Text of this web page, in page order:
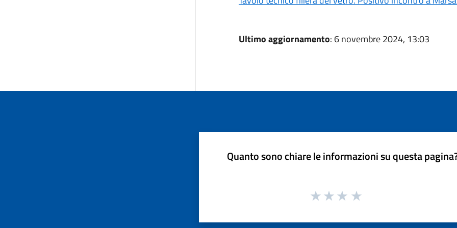
Ultimo aggiornamento: 6 novembre 2024, 13:03
Quanto sono chiare le informazioni su questa